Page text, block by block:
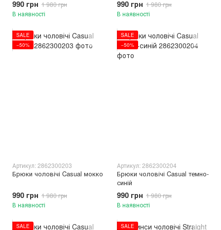
990 грн 1 980 грн
В наявності
990 грн 1 980 грн
В наявності
SALE
−50%
Артикул: 2862300203
Брюки чоловічі Casual мокко
990 грн 1 980 грн
В наявності
SALE
−50%
Артикул: 2862300204
Брюки чоловічі Casual темно-
синій
990 грн 1 980 грн
В наявності
SALE
SALE